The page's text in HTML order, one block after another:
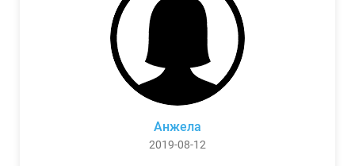
Анжела
2019-08-12